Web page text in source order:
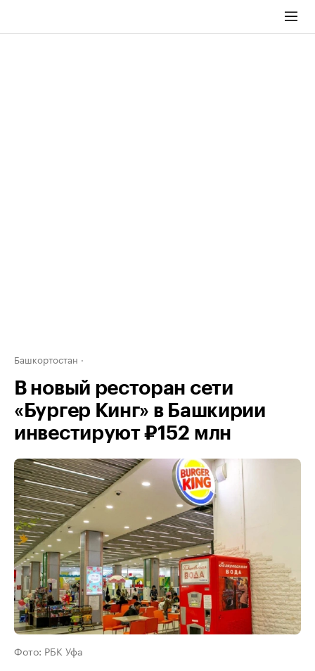
Башкортостан
В новый ресторан сети
«Бургер Кинг» в Башкирии
инвестируют ₽152 млн
Фото: РБК Уфа